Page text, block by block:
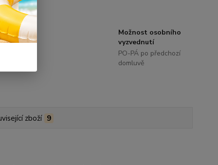
Možnost osobního
vyzvednutí
PO-PÁ po předchozí
domluvě
zboží 9